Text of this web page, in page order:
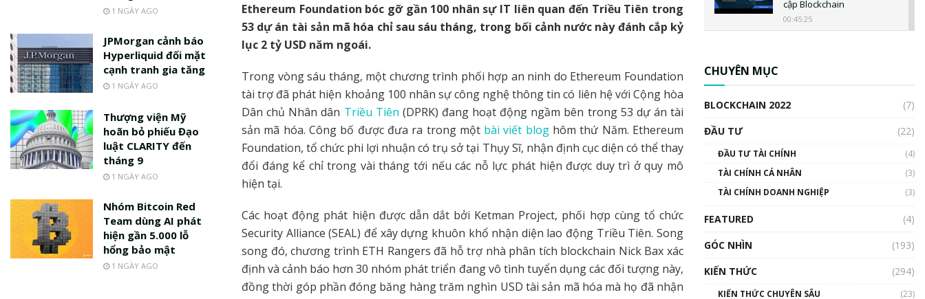
Ethereum Foundation bóc gỡ gần 100 nhân sự IT liên quan đến Triều Tiên trong
53 dự án tài sản mã hóa chỉ sau sáu tháng, trong bối cảnh nước này đánh cắp kỷ
lục 2 tỷ USD năm ngoái.
Trong vòng sáu tháng, một chương trình phối hợp an ninh do Ethereum Foundation
tài trợ đã phát hiện khoảng 100 nhân sự công nghệ thông tin có liên hệ với Cộng hòa
Dân chủ Nhân dân Triều Tiên (DPRK) đang hoạt động ngầm bên trong 53 dự án tài
sản mã hóa. Công bố được đưa ra trong một bài viết bloghôm thứ Năm. Ethereum
Foundation, tổ chức phi lợi nhuận có trụ sở tại Thụy Sĩ, nhận định cục diện có thể thay
đổi đáng kể chỉ trong vài tháng tới nếu các nỗ lực phát hiện được duy trì ở quy mô
hiện tại.
Các hoạt động phát hiện được dẫn dắt bởi Ketman Project, phối hợp cùng tổ chức
Security Alliance (SEAL) để xây dựng khuôn khổ nhận diện lao động Triều Tiên. Song
song đó, chương trình ETH Rangers đã hỗ trợ nhà phân tích blockchain Nick Bax xác
định và cảnh báo hơn 30 nhóm phát triển đang vô tình tuyển dụng các đối tượng này,
đồng thời góp phần đóng băng hàng trăm nghìn USD tài sản mã hóa mà họ đã nhận
1 NGÀY AGO
JPMorgan cảnh báo
Hyperliquid đối mặt
cạnh tranh gia tăng
1 NGÀY AGO
Thượng viện Mỹ
hoãn bỏ phiếu Đạo
luật CLARITY đến
tháng 9
1 NGÀY AGO
Nhóm Bitcoin Red
Team dùng AI phát
hiện gần 5.000 lỗ
hổng bảo mật
1 NGÀY AGO
cập Blockchain
00:45:25
uptrend trong năm 2023? |
Phổ cập Blockchain
00:02:14
Nhìn lại năm 2022: Những
nhân vật ảnh hưởng nhất
CHUYÊN MỤC
BLOCKCHAIN 2022
(7)
ĐẦU TƯ
(22)
ĐẦU TƯ TÀI CHÍNH
(4)
TÀI CHÍNH CÁ NHÂN
(3)
TÀI CHÍNH DOANH NGHIỆP
(3)
FEATURED
(4)
GÓC NHÌN
(193)
KIẾN THỨC
(294)
KIẾN THỨC CHUYÊN SÂU
(23)